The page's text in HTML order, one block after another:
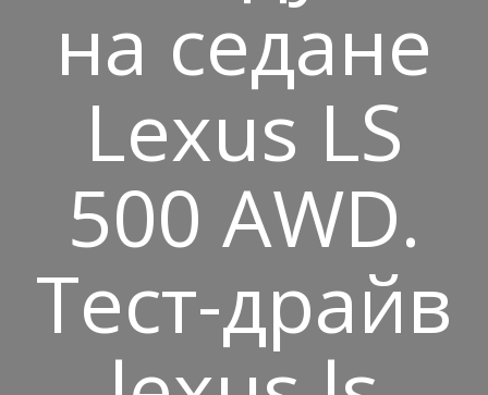
на седане
Lexus LS
500 AWD.
Тест-драйв